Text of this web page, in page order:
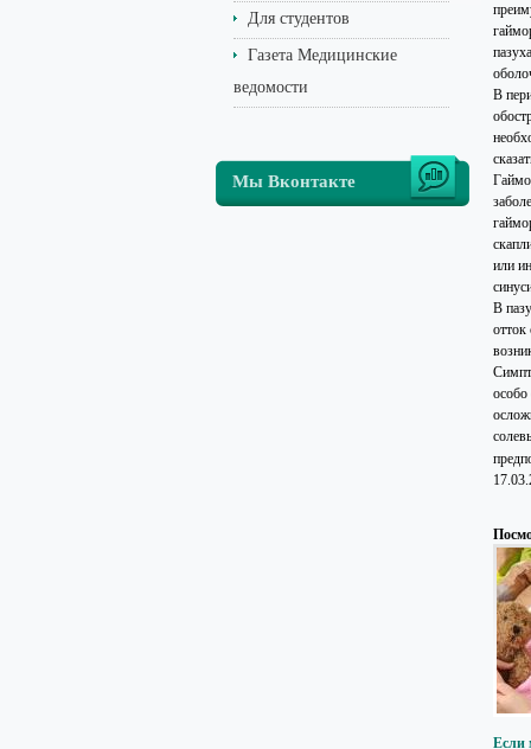
Для студентов
Газета Медицинские
ведомости
Мы Вконтакте
В
или
В
особо
Если